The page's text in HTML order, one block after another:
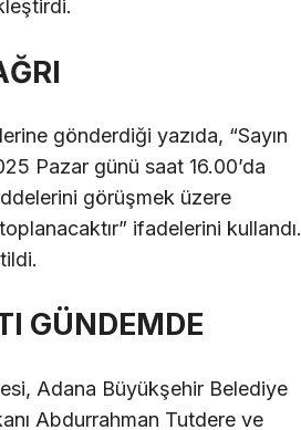
gönderdiği yazıda, “Sayın
Pazar günü saat 16.00’da
görüşmek üzere
ifadelerini kullandı.
GÜNDEMDE
Adana Büyükşehir Belediye
Abdurrahman Tutdere ve